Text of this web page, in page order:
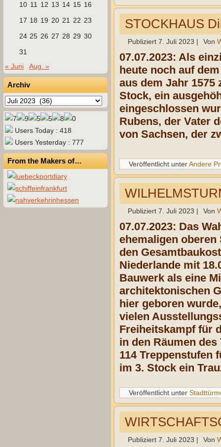
10 11 12 13 14 15 16
17 18 19 20 21 22 23
24 25 26 27 28 29 30
31
« Juni
Aug. »
Archiv
Archiv
Users Today : 418
Users Yesterday : 777
From the Makers of…
STOCKHAUS
Publiziert 7. Juli 2023 | Von
07.07.2023: Als
heute noch auf
aus dem Jahr 1575
Stock, ein
eingeschlossen
Rubens, der Vater
von Sachsen, der
Veröffentlicht unterAndere
Publiziert 7. Juli 2023 | Von
07.07.2023: Das
ehemaligen
den
Niederlande mit
Bauwerk als eine
architektonischen
hier geboren
vielen
Freiheitskampf für
in den Räumen
114 Treppenstufen
im 3. Stock ein
Veröffentlicht unter
Publiziert 7. Juli 2023 | Von